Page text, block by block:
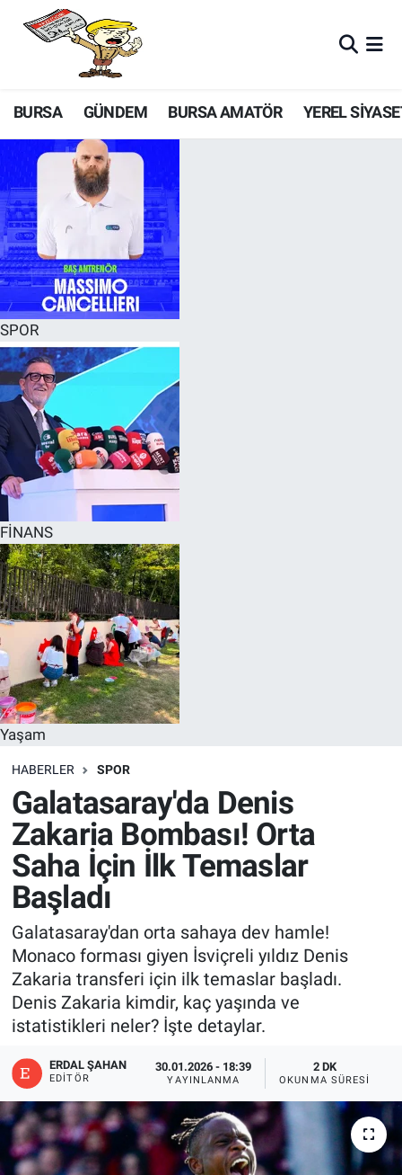
BURSA GÜNDEM BURSA AMATÖR YEREL
SPOR
FİNANS
Yaşam
HABERLER SPOR
Galatasaray'da Denis
Zakaria Bombası! Orta
Saha İçin İlk Temaslar
Başladı
Galatasaray'dan orta sahaya dev hamle!
Monaco forması giyen İsviçreli yıldız Denis
Zakaria transferi için ilk temaslar başladı.
Denis Zakaria kimdir, kaç yaşında ve
istatistikleri neler? İşte detaylar.
ERDAL ŞAHAN
EDITÖR
30.01.2026 - 18:39
YAYINLANMA
2 DK
OKUNMA SÜRESI